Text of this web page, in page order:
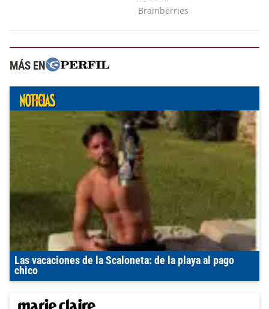
MÁS EN
Las vacaciones de la Scaloneta: de la playa al pago
chico